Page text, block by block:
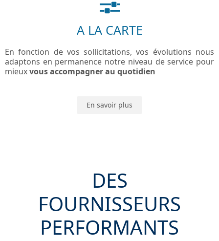
A LA CARTE
En fonction de vos sollicitations, vos évolutions nous
adaptons en permanence notre niveau de service pour
mieuxvous accompagner au quotidien
En savoir plus
DES
FOURNISSEURS
PERFORMANTS